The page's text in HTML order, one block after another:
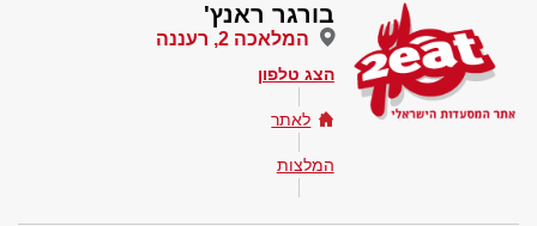
בורגר ראנץ'
המלאכה 2, רעננה
הצג טלפון
לאתר
המלצות